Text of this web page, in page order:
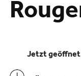
jetzt geöffnet